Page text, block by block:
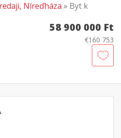
Níreďháza » Byt k
58 900 000 Ft
€160 753